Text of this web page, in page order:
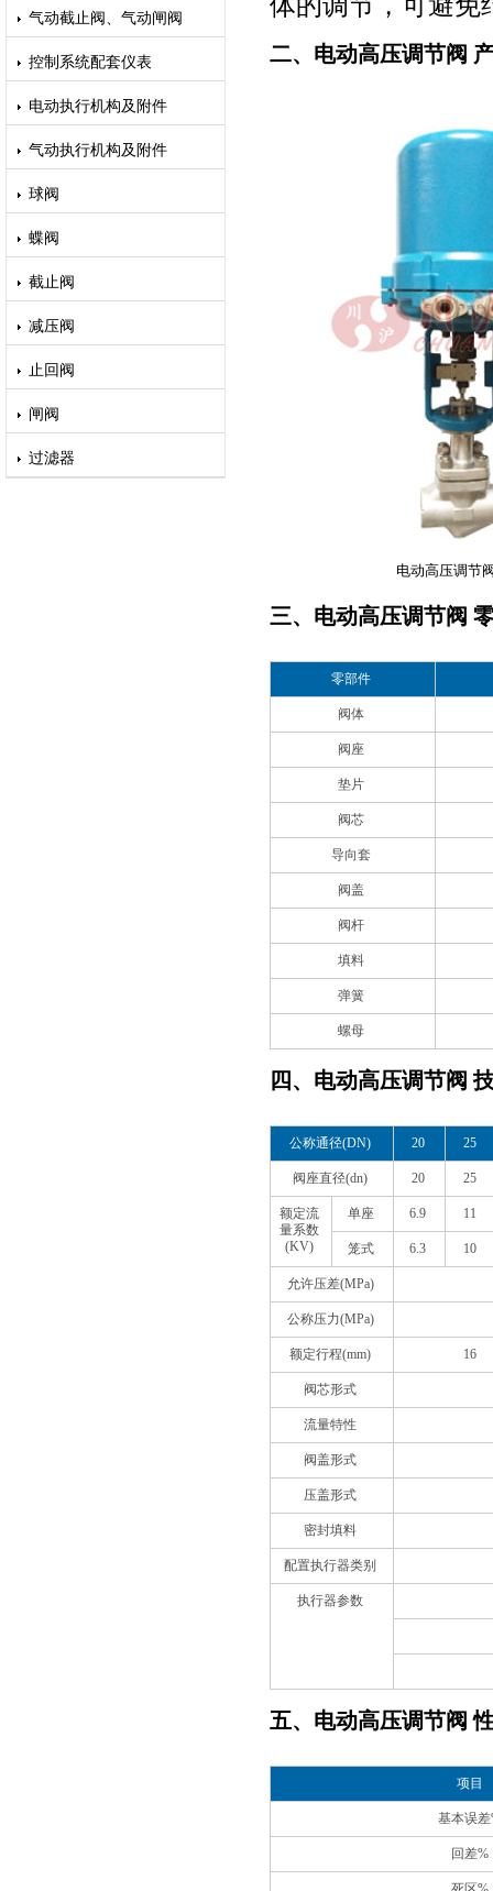
气动截止阀、气动闸阀
控制系统配套仪表
电动执行机构及附件
气动执行机构及附件
球阀
蝶阀
截止阀
减压阀
止回阀
闸阀
过滤器
二、电动高压调节阀
电动高压调节
三、电动高压调节阀
零部件
阀体
阀座
垫片
阀芯
导向套
阀盖
阀杆
填料
弹簧
螺母
四、电动高压调节阀
公称通径(DN) 20 25
阀座直径(dn) 20 25
额定流
量系数
(KV)
单座 6.9 11
笼式 6.3 10
允许压差(MPa)
公称压力(MPa)
额定行程(mm) 16
阀芯形式
流量特性
阀盖形式
压盖形式
密封填料
配置执行器类别
执行器参数
五、电动高压调节阀
项目
基本误差
回差%